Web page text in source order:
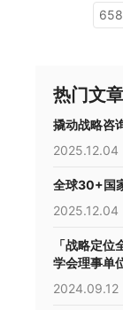
658
热门文章
撬动战略咨
2025.12.04
全球30+国
2025.12.04
「战略定
学会理事单
2024.09.12